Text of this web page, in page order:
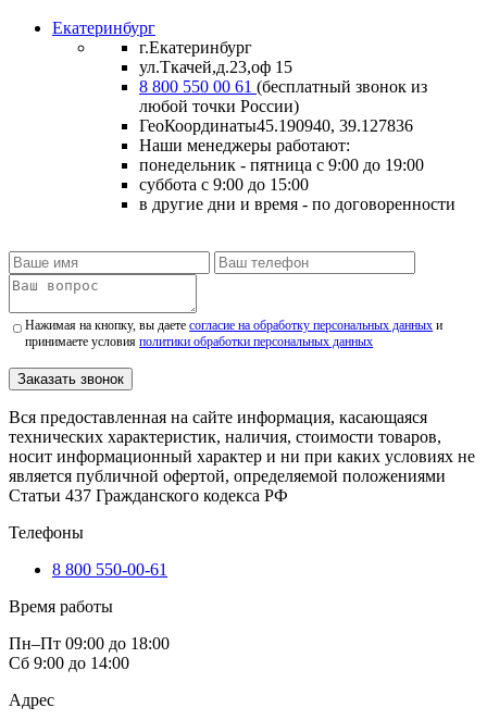
Екатеринбург
г.Екатеринбург
ул.Ткачей,д.23,оф 15
8 800 550 00 61 (бесплатный звонок из
любой точки России)
ГеоКоординаты45.190940, 39.127836
Наши менеджеры работают:
понедельник - пятница с 9:00 до 19:00
суббота с 9:00 до 15:00
в другие дни и время - по договоренности
Нажимая на кнопку, вы даетесогласие на обработку персональных данных и
принимаете условияполитики обработки персональных данных
Заказать звонок
Вся предоставленная на сайте информация, касающаяся
технических характеристик, наличия, стоимости товаров,
носит информационный характер и ни при каких условиях не
является публичной офертой, определяемой положениями
Статьи 437 Гражданского кодекса РФ
Телефоны
8 800 550-00-61
Время работы
Пн–Пт 09:00 до 18:00
Сб 9:00 до 14:00
Адрес